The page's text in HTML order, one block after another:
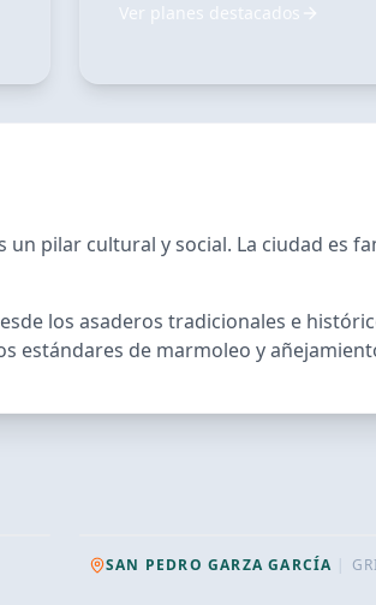
Ver planes destacados
pilar cultural y social. La ciudad es
los asaderos tradicionales e
estándares de marmoleo y
SAN PEDRO GARZA GARCÍA